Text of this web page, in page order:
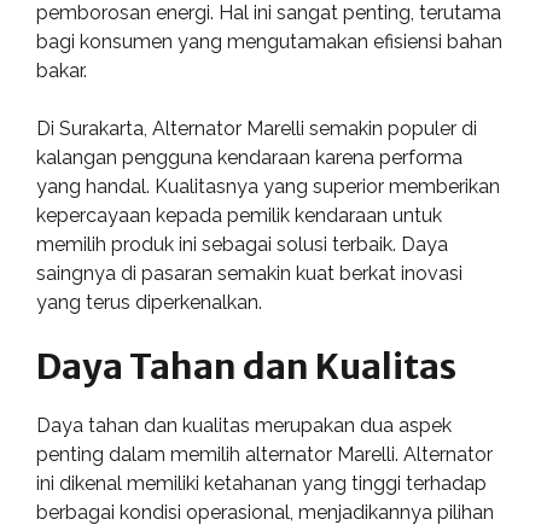
pemborosan energi. Hal ini sangat penting, terutama
bagi konsumen yang mengutamakan efisiensi bahan
bakar.
Di Surakarta, Alternator Marelli semakin populer di
kalangan pengguna kendaraan karena performa
yang handal. Kualitasnya yang superior memberikan
kepercayaan kepada pemilik kendaraan untuk
memilih produk ini sebagai solusi terbaik. Daya
saingnya di pasaran semakin kuat berkat inovasi
yang terus diperkenalkan.
Daya Tahan dan Kualitas
Daya tahan dan kualitas merupakan dua aspek
penting dalam memilih alternator Marelli. Alternator
ini dikenal memiliki ketahanan yang tinggi terhadap
berbagai kondisi operasional, menjadikannya pilihan